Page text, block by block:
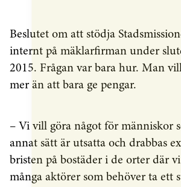
Beslutet om att stödja
internt på mäklarfirman under
2015. Frågan var bara hur. Man
mer än att bara ge pengar.
– Vi vill göra något för människor
annat sätt är utsatta och drabbas
bristen på bostäder i de orter där
många aktörer som behöver ta ett